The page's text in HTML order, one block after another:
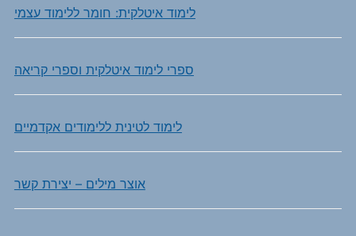
לימוד איטלקית: חומר ללימוד עצמי
ספרי לימוד איטלקית וספרי קריאה
לימוד לטינית ללימודים אקדמיים
אוצר מילים – יצירת קשר